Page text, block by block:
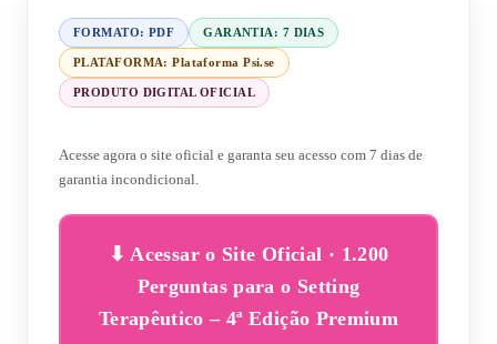
FORMATO: PDF GARANTIA: 7 DIAS
PLATAFORMA: Plataforma Psi.se
PRODUTO DIGITAL OFICIAL
Acesse agora o site oficial e garanta seu acesso com 7 dias de
garantia incondicional.
⬇ Acessar o Site Oficial · 1.200
Perguntas para o Setting
Terapêutico – 4ª Edição Premium